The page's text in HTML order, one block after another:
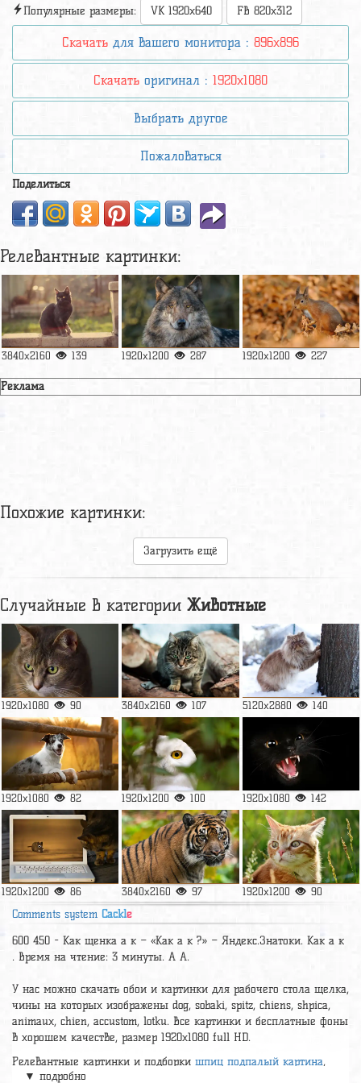
Популярные размеры:
VK 1920x640 FB 820x312
Скачать для вашего монитора : 896x896
Скачать оригинал : 1920x1080
Выбрать другое
Пожаловаться
Поделиться
Релевантные картинки:
3840x2160 139 1920x1200 287 1920x1200 227
Реклама
Похожие картинки:
Загрузить ещё
Случайные в категории Животные
1920x1080 90 3840x2160 107 5120x2880 140
1920x1080 82 1920x1200 100 1920x1080 142
1920x1200 86 3840x2160 97 1920x1200 90
Comments system Cackle
600 450 - Как щенка а к – «Как а к ?» – Яндекс.Знатоки. Как а к
. Время на чтение: 3 минуты. А А.
У нас можно скачать обои и картинки для рабочего стола щелка,
чины на которых изображены dog, sobaki, spitz, chiens, shpica,
animaux, chien, accustom, lotku. Все картинки и бесплатные фоны
в хорошем качестве, размер 1920х1080 full HD.
Релевантные картинки и подборки шпиц подпалый картина,
шпиц рыжий фото с беленький хвостиком
▼ подробно